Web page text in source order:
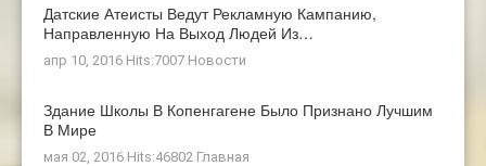
Датские Атеисты Ведут Рекламную Кампанию,
Направленную На Выход Людей Из…
апр 10, 2016 Hits:7007 Новости
Здание Школы В Копенгагене Было Признано Лучшим
В Мире
мая 02, 2016 Hits:46802 Главная